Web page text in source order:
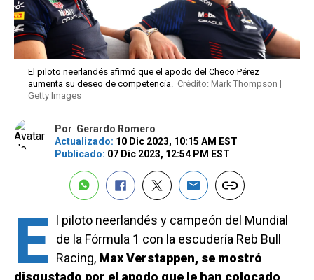
El piloto neerlandés afirmó que el apodo del Checo Pérez
aumenta su deseo de competencia. Crédito: Mark Thompson |
Getty Images
Por Gerardo Romero
Actualizado: 10 Dic 2023, 10:15 AM EST
Publicado: 07 Dic 2023, 12:54 PM EST
E
l piloto neerlandés y campeón del Mundial
de la Fórmula 1 con la escudería Reb Bull
Racing, Max Verstappen, se mostró